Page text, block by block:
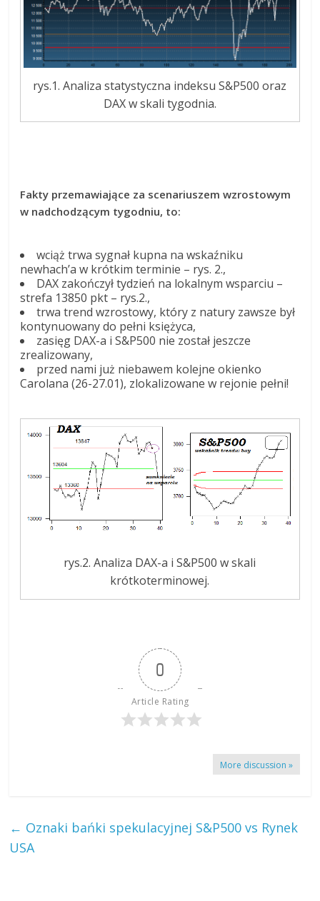
rys.1. Analiza statystyczna indeksu S&P500 oraz
DAX w skali tygodnia.
Fakty przemawiające za scenariuszem wzrostowym
w nadchodzącym tygodniu, to:
wciąż trwa sygnał kupna na wskaźniku
newhach’a w krótkim terminie – rys. 2.,
DAX zakończył tydzień na lokalnym wsparciu –
strefa 13850 pkt – rys.2.,
trwa trend wzrostowy, który z natury zawsze był
kontynuowany do pełni księżyca,
zasięg DAX-a i S&P500 nie został jeszcze
zrealizowany,
przed nami już niebawem kolejne okienko
Carolana (26-27.01), zlokalizowane w rejonie pełni!
rys.2. Analiza DAX-a i S&P500 w skali
krótkoterminowej.
0
Article Rating
More discussion »
← Oznaki bańki spekulacyjnej S&P500 vs Rynek
USA